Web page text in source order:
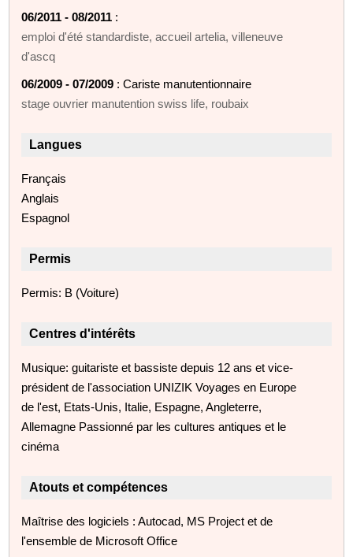
06/2011 - 08/2011 :
emploi d'été standardiste, accueil artelia, villeneuve
d'ascq
06/2009 - 07/2009 : Cariste manutentionnaire
stage ouvrier manutention swiss life, roubaix
Langues
Français
Anglais
Espagnol
Permis
Permis: B (Voiture)
Centres d'intérêts
Musique: guitariste et bassiste depuis 12 ans et vice-
président de l'association UNIZIK Voyages en Europe
de l'est, Etats-Unis, Italie, Espagne, Angleterre,
Allemagne Passionné par les cultures antiques et le
cinéma
Atouts et compétences
Maîtrise des logiciels : Autocad, MS Project et de
l'ensemble de Microsoft Office